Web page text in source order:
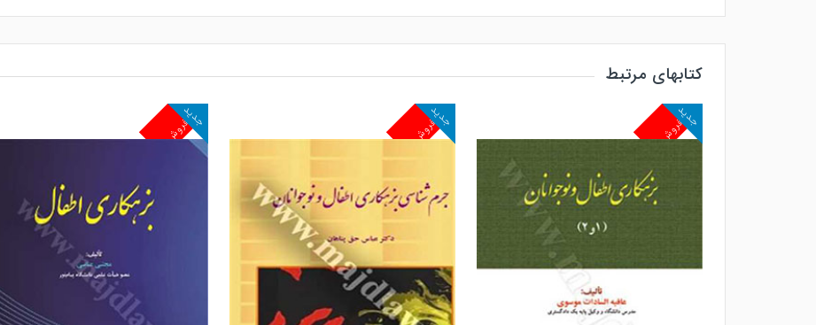
کتابهای مرتبط
پرفروش
جدید پرفروش
جدید پرفروش
جدید